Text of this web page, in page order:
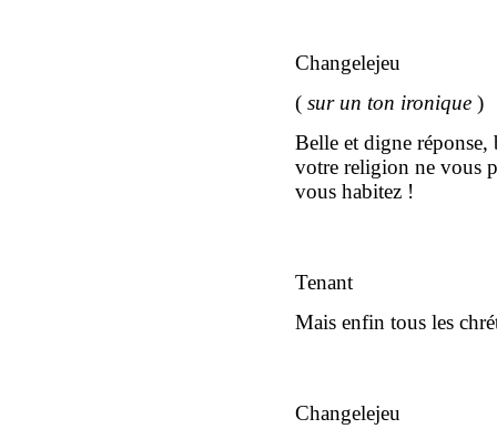
Changelejeu
( sur un ton ironique )
Belle et digne réponse,
votre religion ne vous
vous habitez !
Tenant
Mais enfin tous les
Changelejeu